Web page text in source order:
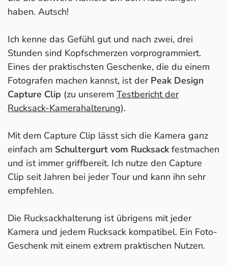
Photography 💲 💓
haben. Autsch!
Ich kenne das Gefühl gut und nach zwei, drei
Stunden sind Kopfschmerzen vorprogrammiert.
Eines der praktischsten Geschenke, die du einem
Fotografen machen kannst, ist der Peak Design
Capture Clip (zu unserem Testbericht der
Rucksack-Kamerahalterung).
Mit dem Capture Clip lässt sich die Kamera ganz
einfach am Schultergurt vom Rucksackfestmachen
und ist immer griffbereit. Ich nutze den Capture
Clip seit Jahren bei jeder Tour und kann ihn sehr
empfehlen.
Die Rucksackhalterung ist übrigens mit jeder
Kamera und jedem Rucksack kompatibel. Ein Foto-
Geschenk mit einem extrem praktischen Nutzen.